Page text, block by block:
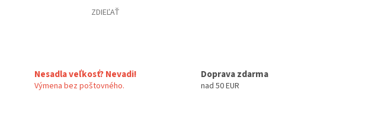
ZDIEĽAŤ
Nesadla veľkosť? Nevadi!
Výmena bez poštovného.
Doprava zdarma
nad 50 EUR